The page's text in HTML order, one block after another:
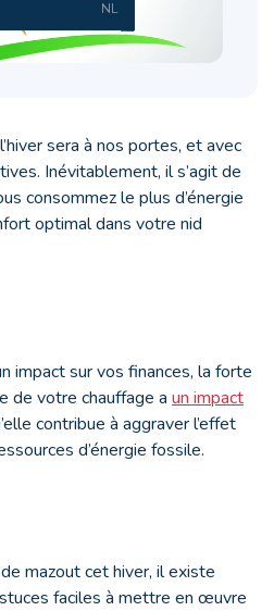
NL
sera à nos portes, et avec
Inévitablement, il s’agit de
consommez le plus d’énergie
optimal dans votre nid
impact sur vos finances, la forte
de votre chauffage a un impact
contribue à aggraver l’effet
d’énergie fossile.
mazout cet hiver, il existe
faciles à mettre en œuvre